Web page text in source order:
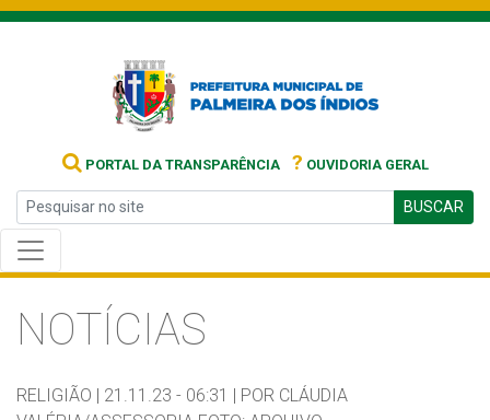
PORTAL DA TRANSPARÊNCIA ? OUVIDORIA GERAL
BUSCAR
NOTÍCIAS
RELIGIÃO | 21.11.23 - 06:31 | POR CLÁUDIA